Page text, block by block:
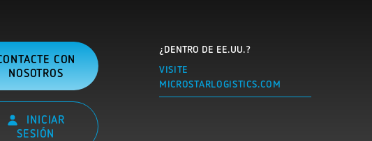
CON
NOSOTROS
INICIAR
SESIÓN
¿DENTRO DE EE.UU.?
VISITE
MICROSTARLOGISTICS.COM